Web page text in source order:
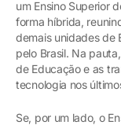
um Ensino Superior
forma híbrida,
demais unidades de
pelo Brasil. Na
de Educação e as
tecnologia nos
Se, por um lado, o